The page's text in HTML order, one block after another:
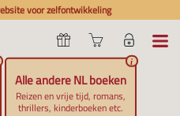
voor zelfontwikkeling
Alle andere NL boeken
Reizen en vrije tijd, romans,
thrillers, kinderboeken etc.
i